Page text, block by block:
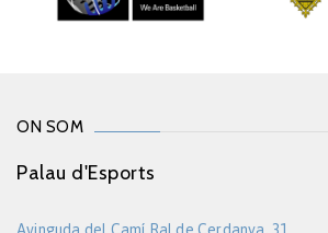
ON SOM
Palau d'Esports
Avinguda del Camí Ral de Cerdanya, 31